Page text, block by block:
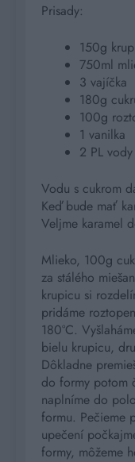
Prisady:
150g
750ml
3 vajíčka
180g
100g
1 vanilka
2 PL vody
Vodu s cukrom
Keď bude mať
Veljme karamel
Mlieko, 100g
za stálého
krupicu si
pridáme
180°C.
bielu krupicu,
Dôkladne
do formy potom
naplníme do
formu. Pečieme
upečení
formy, môžeme